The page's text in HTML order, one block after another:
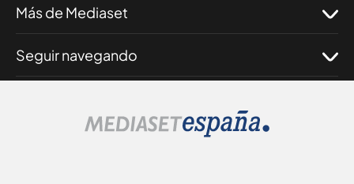
Más de Mediaset
Seguir navegando